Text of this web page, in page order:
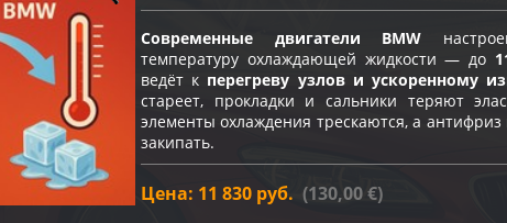
Современные двигатели BMW
температуру охлаждающей жидкости — до
ведёт к перегреву узлов и ускоренному
стареет, прокладки и сальники теряют
элементы охлаждения трескаются, а антифриз
закипать.
Цена: 11 830 руб. (130,00 €)